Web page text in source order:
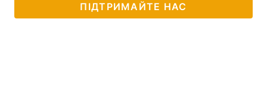
ПІДТРИМАЙТЕ НАС